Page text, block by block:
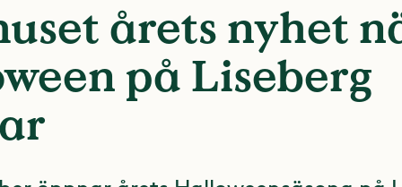
årets nyhet
på Liseberg